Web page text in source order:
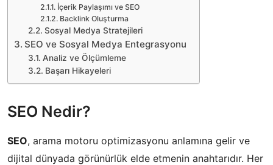
İçerik Paylaşımı ve SEO
Backlink Oluşturma
Sosyal Medya Stratejileri
SEO ve Sosyal Medya Entegrasyonu
Analiz ve Ölçümleme
Başarı Hikayeleri
SEO Nedir?
SEO, arama motoru optimizasyonu anlamına gelir ve
dijital dünyada görünürlük elde etmenin anahtarıdır. Her